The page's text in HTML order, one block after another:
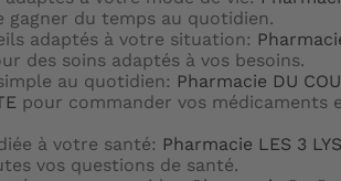
gagner du temps au quotidien.
adaptés à votre situation:
des soins adaptés à vos besoins.
au quotidien: Pharmacie DU
pour commander vos médicaments
à votre santé: Pharmacie LES 3 LYS
vos questions de santé.